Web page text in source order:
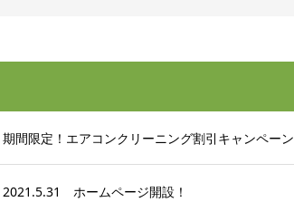
期間限定！エアコンクリーニング割引キャンペーン
2021.5.31 ホームページ開設！